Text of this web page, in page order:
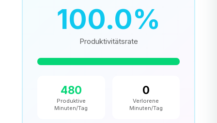
100.0%
Produktivitätsrate
480
Produktive
Minuten/Tag
0
Verlorene
Minuten/Tag